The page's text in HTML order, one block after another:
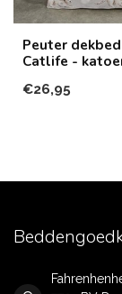
Peuter
Catlife -
€26,95